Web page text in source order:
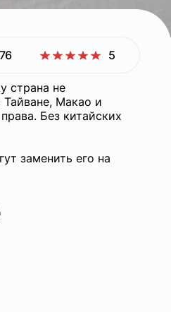
5
страна не
Макао и
Без китайских
заменить его на